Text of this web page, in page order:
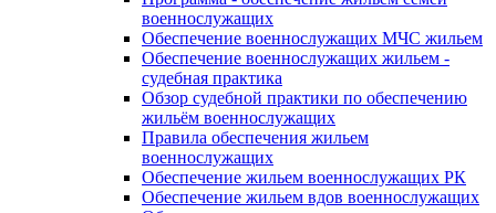
военнослужащих
Обеспечение военнослужащих МЧС жильем
Обеспечение военнослужащих жильем -
судебная практика
Обзор судебной практики по обеспечению
жильём военнослужащих
Правила обеспечения жильем
военнослужащих
Обеспечение жильем военнослужащих РК
Обеспечение жильем вдов военнослужащих